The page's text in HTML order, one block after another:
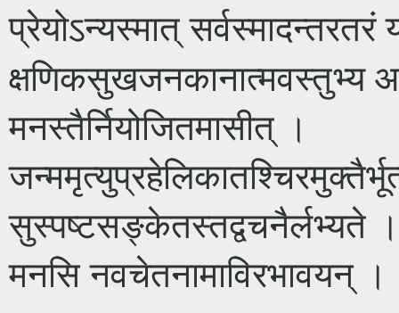
प्रेयोऽन्यस्मात् सर्वस्मादन्तरतरं
क्षणिकसुखजनकानात्मवस्तुभ्य
मनस्तैर्नियोजितमासीत् ।
सुस्पष्टसङ्केतस्तद्वचनैर्लभ्यते ।
मनसि नवचेतनामाविरभावयन् ।